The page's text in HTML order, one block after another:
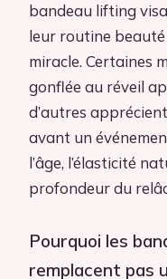
bandeau lifting
leur routine
miracle. Certaines
gonflée au réveil
d’autres
avant un
l’âge, l’élasticité
profondeur du
Pourquoi les
remplacent pas